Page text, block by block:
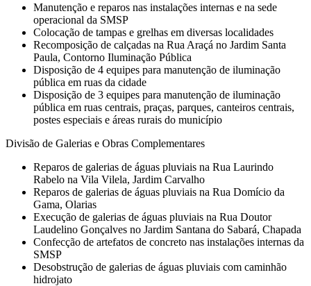
Manutenção e reparos nas instalações internas e na sede
operacional da SMSP
Colocação de tampas e grelhas em diversas localidades
Recomposição de calçadas na Rua Araçá no Jardim Santa
Paula, Contorno Iluminação Pública
Disposição de 4 equipes para manutenção de iluminação
pública em ruas da cidade
Disposição de 3 equipes para manutenção de iluminação
pública em ruas centrais, praças, parques, canteiros centrais,
postes especiais e áreas rurais do município
Divisão de Galerias e Obras Complementares
Reparos de galerias de águas pluviais na Rua Laurindo
Rabelo na Vila Vilela, Jardim Carvalho
Reparos de galerias de águas pluviais na Rua Domício da
Gama, Olarias
Execução de galerias de águas pluviais na Rua Doutor
Laudelino Gonçalves no Jardim Santana do Sabará, Chapada
Confecção de artefatos de concreto nas instalações internas da
SMSP
Desobstrução de galerias de águas pluviais com caminhão
hidrojato